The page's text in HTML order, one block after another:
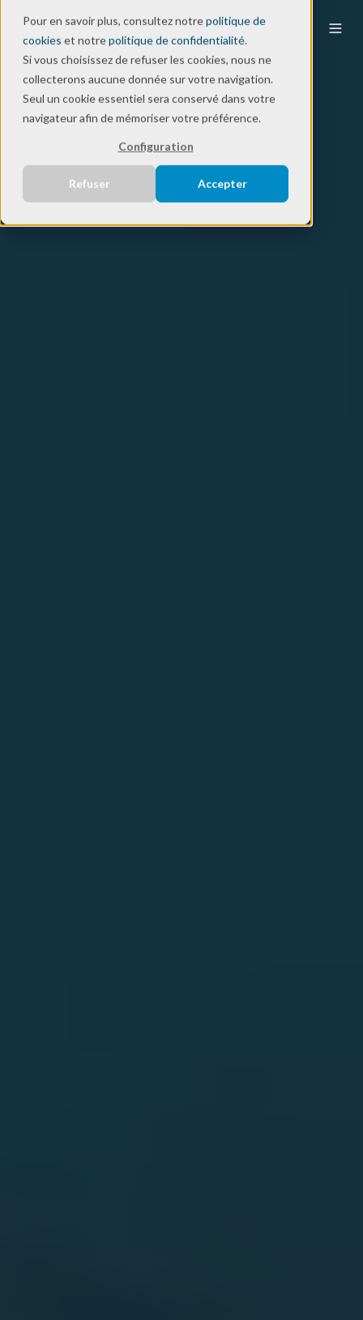
Pour en savoir plus, consultez notrepolitique de
cookies et notrepolitique de confidentialité.
Si vous choisissez de refuser les cookies, nous ne
collecterons aucune donnée sur votre navigation.
Seul un cookie essentiel sera conservé dans votre
navigateur afin de mémoriser votre préférence.
Configuration
Refuser Accepter
FR